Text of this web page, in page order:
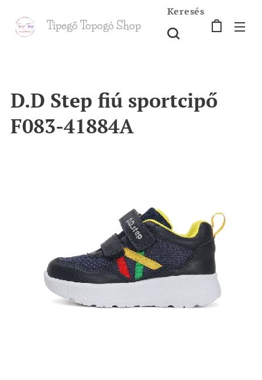
Tipegő Topogó Shop
Keresés
D.D Step fiú sportcipő
F083-41884A